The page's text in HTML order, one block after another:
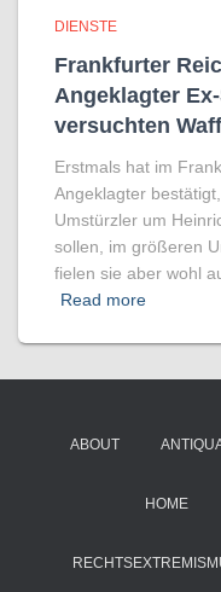
DIENSTE
Frankfurter
Angeklagter
versuchten
Erstmals hat im
Angeklagter
Umstürzler um
sollen, im größeren
fielen sie aber wohl
Read more
ABOUT
HOME